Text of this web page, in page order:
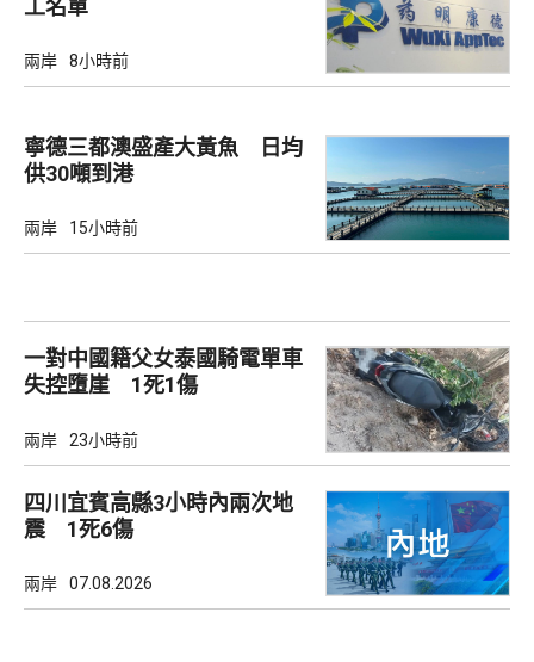
工名單
兩岸 8小時前
寧德三都澳盛產大黃魚 日均
供30噸到港
兩岸 15小時前
一對中國籍父女泰國騎電單車
失控墮崖 1死1傷
兩岸 23小時前
四川宜賓高縣3小時內兩次地
震 1死6傷
兩岸 07.08.2026